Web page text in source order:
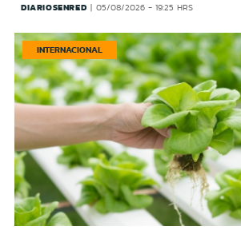
DIARIOSENRED 05/08/2026 - 19:25 HRS
INTERNACIONAL